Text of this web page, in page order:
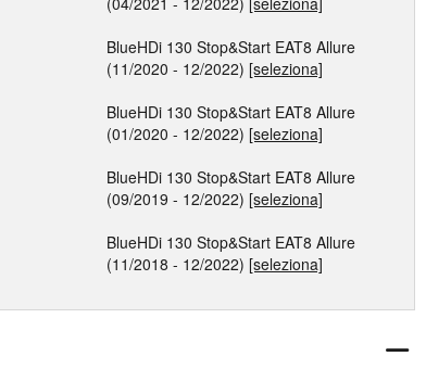
BlueHDi 130 Stop&Start EAT8 Allure
(11/2020 - 12/2022) [seleziona]
BlueHDi 130 Stop&Start EAT8 Allure
(01/2020 - 12/2022) [seleziona]
BlueHDi 130 Stop&Start EAT8 Allure
(09/2019 - 12/2022) [seleziona]
BlueHDi 130 Stop&Start EAT8 Allure
(11/2018 - 12/2022) [seleziona]